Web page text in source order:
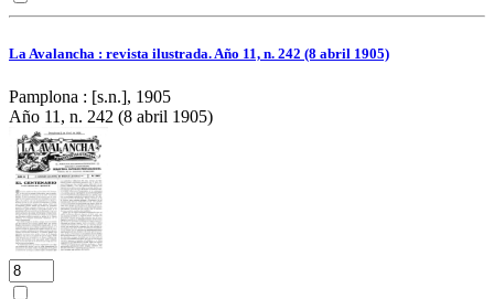
La Avalancha : revista ilustrada. Año 11, n. 242 (8 abril 1905)
Pamplona : [s.n.], 1905
Año 11, n. 242 (8 abril 1905)